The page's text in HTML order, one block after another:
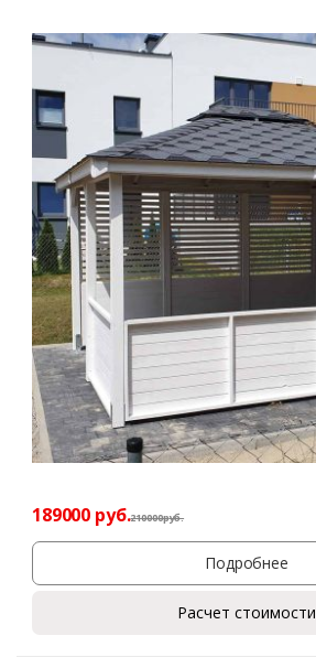
189000 руб.210000руб.
Подробнее
Расчет стоимости